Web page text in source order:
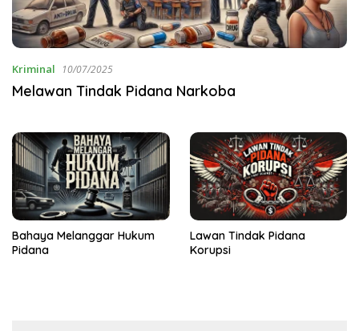
Kriminal 10/07/2025
Melawan Tindak Pidana Narkoba
Bahaya Melanggar Hukum
Pidana
Lawan Tindak Pidana
Korupsi